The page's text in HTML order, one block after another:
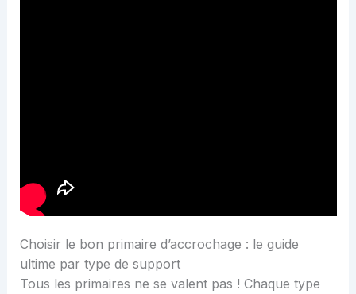
Choisir le bon primaire d’accrochage : le guide
ultime par type de support
Tous les primaires ne se valent pas ! Chaque type